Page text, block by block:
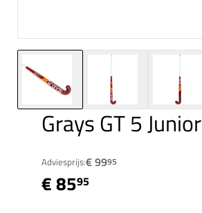
Grays GT 5 Junior
Adviesprijs:€ 9995
€ 8595